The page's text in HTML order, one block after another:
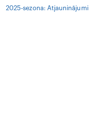
2025-sezona: